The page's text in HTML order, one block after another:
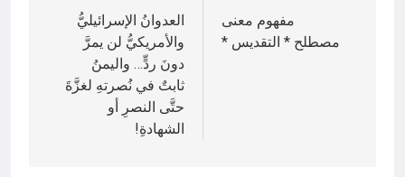
المقالاتمفهوم معنى
مصطلح * التقديس *
العدوانُ الإسرائيليُّ
والأمريكيُّ لن يمرَّ
دونَ ردٍّ… واليمنُ
ثابتٌ في نُصرتهِ لغزَّةَ
حتَّى النصرِ أو
الشهادةِ!